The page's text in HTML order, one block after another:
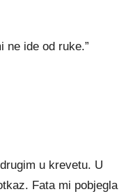
ne ide od ruke.”
u krevetu. U
Fata mi pobjegla